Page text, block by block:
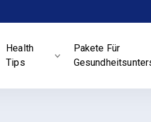
Health
Tips
Pakete Für